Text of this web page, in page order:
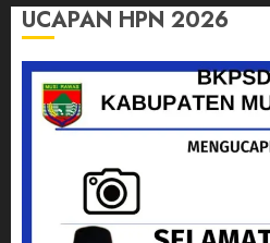
UCAPAN HPN 2026